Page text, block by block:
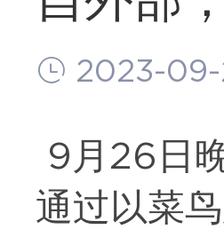
2023-09-
9月26日
通过以菜